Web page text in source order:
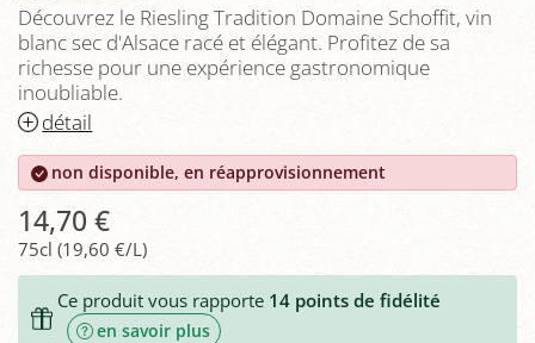
Découvrez le Riesling Tradition Domaine Schoffit, vin
blanc sec d'Alsace racé et élégant. Profitez de sa
richesse pour une expérience gastronomique
inoubliable.
détail
non disponible, en réapprovisionnement
14,70 €
75cl (19,60 €/L)
Ce produit vous rapporte 14 points de fidélité
en savoir plus